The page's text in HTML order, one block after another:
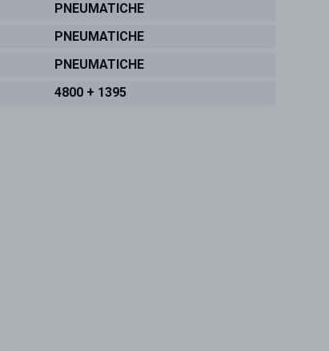
PNEUMATICHE
PNEUMATICHE
PNEUMATICHE
4800 + 1395